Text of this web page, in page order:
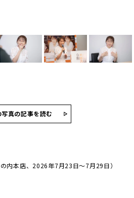
写真の記事を読む
内本店、2026年7月23日～7月29日）